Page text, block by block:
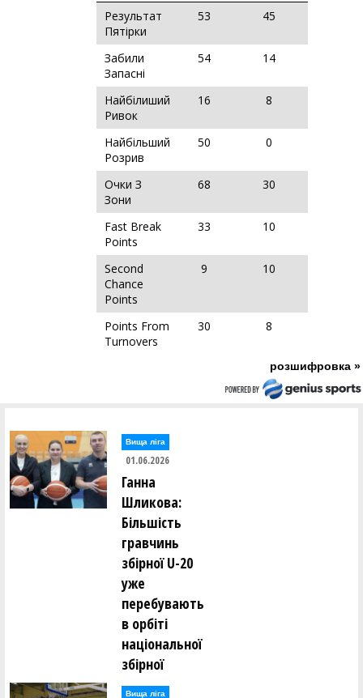
Результат
Пятірки
53 45
Забили
Запасні
54 14
Найбілиший
Ривок
16 8
Найбільший
Розрив
50 0
Очки З
Зони
68 30
Fast Break
Points
33 10
Second
Chance
Points
9 10
Points From
Turnovers
30 8
розшифровка »
Вища лiга
01.06.2026
Ганна
Шликова:
Більшість
гравчинь
збірної U-20
уже
перебувають
в орбіті
національної
збірної
Вища лiга